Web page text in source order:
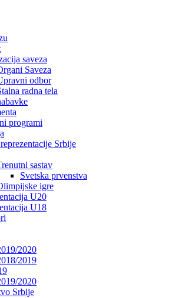
saveza
Saveza
odbor
radna tela
programi
Srbije
sastav
Svetska prvenstva
igre
U20
U18
2020
2019
2020
Srbije